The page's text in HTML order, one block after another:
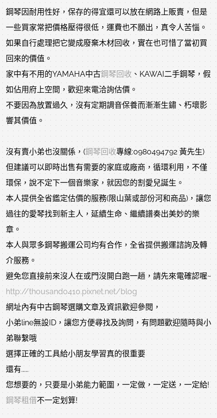
鋼琴因耐用性好，保存的得宜還可以放在網路上販賣，但是
一些買家常把價格壓得很低，運費也不願出，真令人苦惱。
如果自行處理把它變成廢棄木材回收，實在也可惜了當初買
回來的價值。
家中有不用的YAMAHA中古鋼琴回收 、KAWAI二手鋼琴，假
如佔用府上空間，歡迎來電洽詢估價。
不要因為放置過久，沒有定期調音保養而漸漸生鏽、朽壞影
響其價值。
沒有賣小弟也沒關係，(鋼琴回收專線:0980494792 黃先生)
但建議可以即時出售有需要的家庭或廠商，循環利用，不僅
環保，說不定下一個音樂家，就因您的割愛兒誕生。
本人提供全省鑑定估價的服務(限山葉或部份河和商品)，讓您
過往的愛琴找到新主人，延續生命、繼續譜奏出美妙的樂
章。
本人與眾多鋼琴搬運公司均有合作，全省提供搬運諮詢及轉
介服務。
避免您直接前來沒人在或門沒開白跑一趟，請先來電確認喔~
http://thousand0410.pixnet.net/blog
網址內有中古鋼琴選購文章及資訊歡迎參閱，
小弟line無設ID，讓您方便尋找及詢問，有問題歡迎隨時與小
弟聯繫哦
選擇正確的工具給小朋友學習真的很重要
還有.....
您想要的，只要是小弟能力範圍，一定做，一定送，一定給!
鋼琴租借不一定划算!